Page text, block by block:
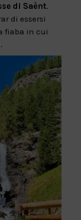
di Saènt.
di essersi
fiaba in cui